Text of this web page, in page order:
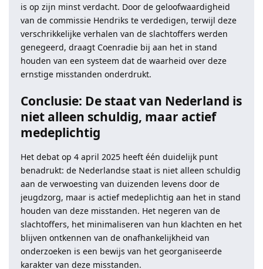
is op zijn minst verdacht. Door de geloofwaardigheid
van de commissie Hendriks te verdedigen, terwijl deze
verschrikkelijke verhalen van de slachtoffers werden
genegeerd, draagt Coenradie bij aan het in stand
houden van een systeem dat de waarheid over deze
ernstige misstanden onderdrukt.
Conclusie: De staat van Nederland is
niet alleen schuldig, maar actief
medeplichtig
Het debat op 4 april 2025 heeft één duidelijk punt
benadrukt: de Nederlandse staat is niet alleen schuldig
aan de verwoesting van duizenden levens door de
jeugdzorg, maar is actief medeplichtig aan het in stand
houden van deze misstanden. Het negeren van de
slachtoffers, het minimaliseren van hun klachten en het
blijven ontkennen van de onafhankelijkheid van
onderzoeken is een bewijs van het georganiseerde
karakter van deze misstanden.